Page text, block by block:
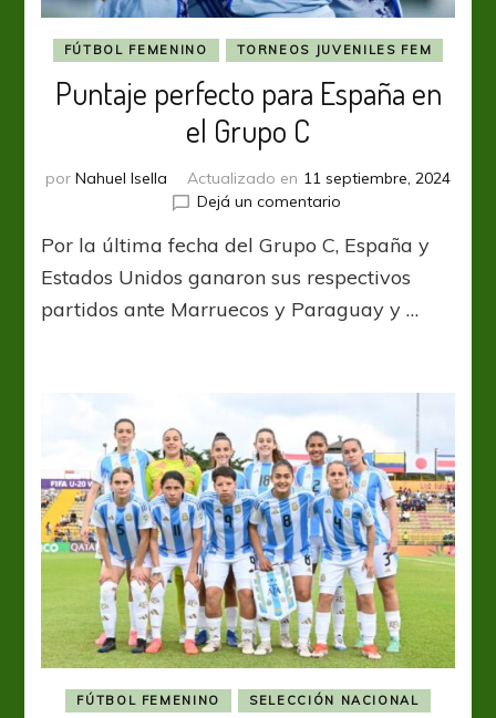
FÚTBOL FEMENINO TORNEOS JUVENILES FEM
Puntaje perfecto para España en
el Grupo C
por Nahuel Isella Actualizado en 11 septiembre, 2024
Dejá un comentarioen
perfecto
para
en
Por la última fecha del Grupo C, España y
Estados Unidos ganaron sus respectivos
partidos ante Marruecos y Paraguay y …
FÚTBOL FEMENINO
SELECCIÓN NACIONAL